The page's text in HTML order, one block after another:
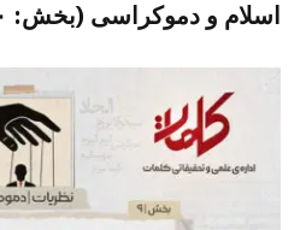
اسلام و دموکراسی (بخش: ۱۰)